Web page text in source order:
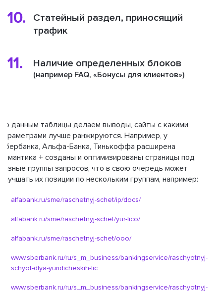
10.
Статейный раздел, приносящий
трафик
11. Наличие определенных блоков
(например FAQ, «Бонусы для клиентов»)
По данным таблицы делаем выводы, сайты с какими
параметрами лучше ранжируются. Например, у
Сбербанка, Альфа-Банка, Тинькоффа расширена
семантика + созданы и оптимизированы страницы под
разные группы запросов, что в свою очередь может
улучшать их позиции по нескольким группам, например:
alfabank.ru/sme/raschetnyj-schet/ip/docs/
alfabank.ru/sme/raschetnyj-schet/yur-lico/
alfabank.ru/sme/raschetnyj-schet/ooo/
www.sberbank.ru/ru/s_m_business/bankingservice/raschyotnyj-
schyot-dlya-yuridicheskih-lic
www.sberbank.ru/ru/s_m_business/bankingservice/raschyotnyj-